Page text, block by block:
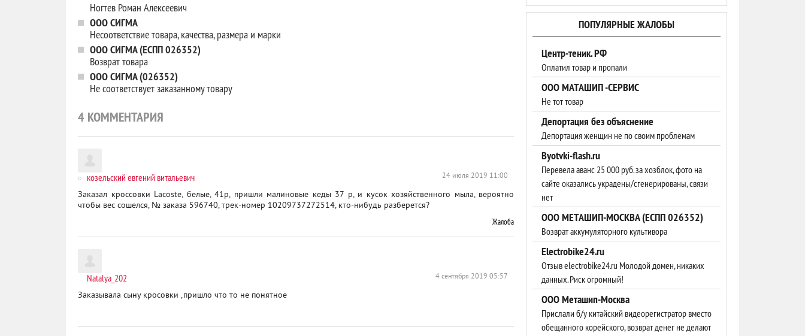
Ногтев Роман Алексеевич
ООО СИГМА
Несоответствие товара, качества, размера и марки
ООО СИГМА (ЕСПП 026352)
Возврат товара
ООО СИГМА (026352)
Не соответствует заказанному товару
4 КОММЕНТАРИЯ
козельский евгений витальевич 24 июля 2019 11:00
Заказал кроссовки Lacoste, белые, 41р, пришли малиновые кеды 37 р, и кусок хозяйственного мыла, вероятно
чтобы вес сошелся, № заказа 596740, трек-номер 10209737272514, кто-нибудь разберется?
Жалоба
Natalya_202 4 сентября 2019 05:57
Заказывала сыну кросовки ,пришло что то не понятное
ПОПУЛЯРНЫЕ ЖАЛОБЫ
Центр-теник. РФ
Оплатил товар и пропали
ООО МАТАШИП -СЕРВИС
Не тот товар
Депортация без объяснение
Депортация женщин не по своим проблемам
Byotvki-flash.ru
Перевела аванс 25 000 руб. за хозблок, фото на
сайте оказались украдены/сгенерированы, связи
нет
ООО МЕТАШИП-МОСКВА (ЕСПП 026352)
Возврат аккумуляторного культивора
Electrobike24.ru
Отзыв electrobike24.ru Молодой домен, никаких
данных. Риск огромный!
ООО Меташип-Москва
Прислали б/у китайский видеорегистратор вместо
обещанного корейского, возврат денег не делают